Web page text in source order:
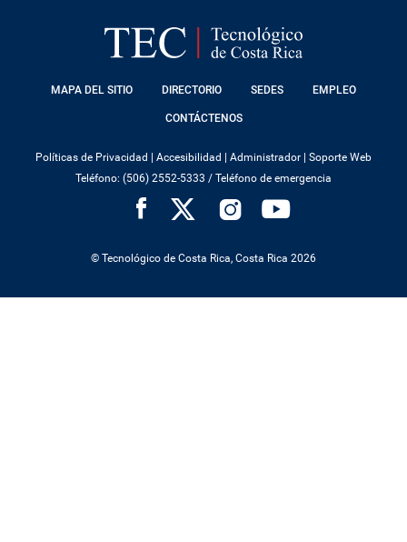
FOOTERMAPA DEL SITIO DIRECTORIO SEDES EMPLEO
CONTÁCTENOS
Políticas de Privacidad Accesibilidad Administrador
Soporte Web
Teléfono: (506) 2552-5333 / Teléfono de emergencia
© Tecnológico de Costa Rica, Costa Rica 2026